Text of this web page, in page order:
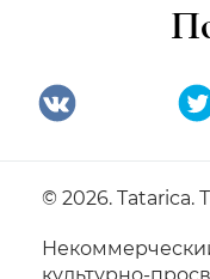
© 2026. Tatarica.